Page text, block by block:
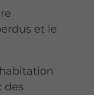
et le
des